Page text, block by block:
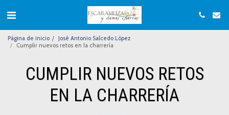
Página de inicio
José Antonio Salcedo López
Cumplir nuevos retos en la charrería
CUMPLIR NUEVOS RETOS
EN LA CHARRERÍA